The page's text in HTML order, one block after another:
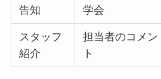
告知
学会
スタッフ
紹介
担当者のコメン
ト